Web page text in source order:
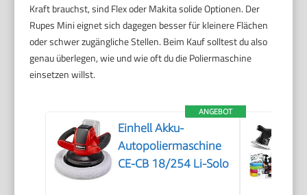
Kraft brauchst, sind Flex oder Makita solide Optionen. Der
Rupes Mini eignet sich dagegen besser für kleinere Flächen
oder schwer zugängliche Stellen. Beim Kauf solltest du also
genau überlegen, wie und wie oft du die Poliermaschine
einsetzen willst.
ANGEBOT
Einhell Akku-
Autopoliermaschine
CE-CB 18/254 Li-Solo